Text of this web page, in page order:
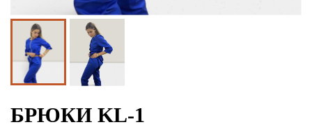
БРЮКИ KL-1